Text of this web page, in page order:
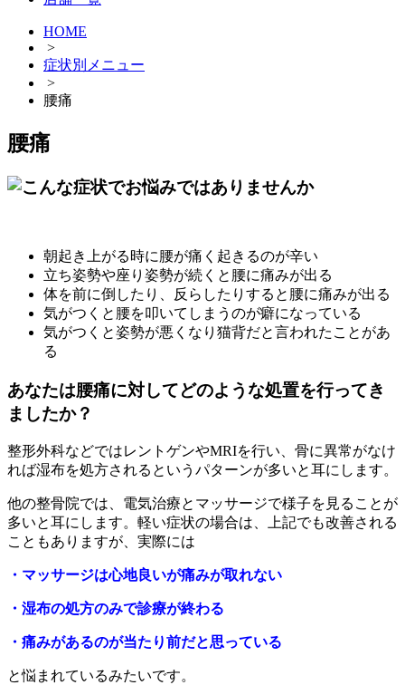
HOME
>
症状別メニュー
>
腰痛
腰痛
朝起き上がる時に腰が痛く起きるのが辛い
立ち姿勢や座り姿勢が続くと腰に痛みが出る
体を前に倒したり、反らしたりすると腰に痛みが出る
気がつくと腰を叩いてしまうのが癖になっている
気がつくと姿勢が悪くなり猫背だと言われたことがあ
る
あなたは腰痛に対してどのような処置を行ってき
ましたか？
整形外科などではレントゲンやMRIを行い、骨に異常がなけ
れば湿布を処方されるというパターンが多いと耳にします。
他の整骨院では、電気治療とマッサージで様子を見ることが
多いと耳にします。軽い症状の場合は、上記でも改善される
こともありますが、実際には
・マッサージは心地良いが痛みが取れない
・湿布の処方のみで診療が終わる
・痛みがあるのが当たり前だと思っている
と悩まれているみたいです。